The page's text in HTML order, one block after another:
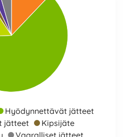
Hyödynnettävät jätteet
jätteet
Kipsijäte